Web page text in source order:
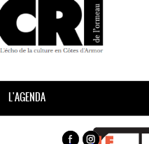
L'AGENDA